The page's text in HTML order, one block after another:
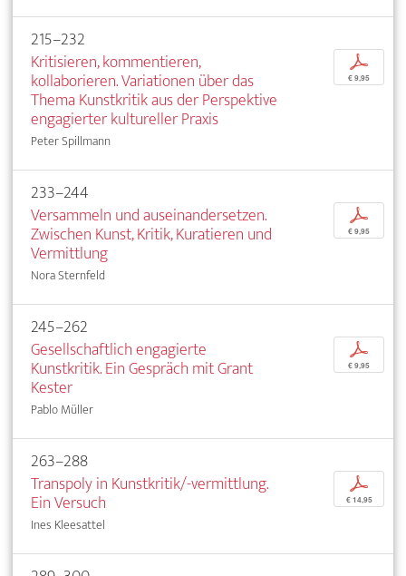
215–232
Kritisieren, kommentieren,
kollaborieren. Variationen über das
Thema Kunstkritik aus der Perspektive
engagierter kultureller Praxis
Peter Spillmann
p
€ 9,95
233–244
Versammeln und auseinandersetzen.
Zwischen Kunst, Kritik, Kuratieren und
Vermittlung
Nora Sternfeld
p
€ 9,95
245–262
Gesellschaftlich engagierte
Kunstkritik. Ein Gespräch mit Grant
Kester
Pablo Müller
p
€ 9,95
263–288
Transpoly in Kunstkritik/-vermittlung.
Ein Versuch
Ines Kleesattel
p
€ 14,95